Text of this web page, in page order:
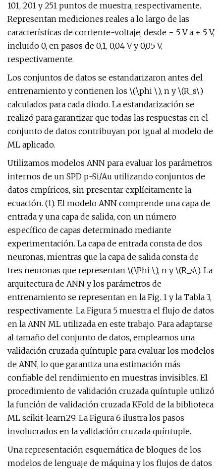
101, 201 y 251 puntos de muestra, respectivamente.
Representan mediciones reales a lo largo de las
características de corriente-voltaje, desde − 5 V a + 5 V,
incluido 0, en pasos de 0,1, 0,04 V y 0,05 V,
respectivamente.
Los conjuntos de datos se estandarizaron antes del
entrenamiento y contienen los \(\phi \), n y \(R_s\)
calculados para cada diodo. La estandarización se
realizó para garantizar que todas las respuestas en el
conjunto de datos contribuyan por igual al modelo de
ML aplicado.
Utilizamos modelos ANN para evaluar los parámetros
internos de un SPD p-Si/Au utilizando conjuntos de
datos empíricos, sin presentar explícitamente la
ecuación. (1). El modelo ANN comprende una capa de
entrada y una capa de salida, con un número
específico de capas determinado mediante
experimentación. La capa de entrada consta de dos
neuronas, mientras que la capa de salida consta de
tres neuronas que representan \(\Phi \), n y \(R_s\). La
arquitectura de ANN y los parámetros de
entrenamiento se representan en la Fig. 1 y la Tabla 3,
respectivamente. La Figura 5 muestra el flujo de datos
en la ANN ML utilizada en este trabajo. Para adaptarse
al tamaño del conjunto de datos, empleamos una
validación cruzada quíntuple para evaluar los modelos
de ANN, lo que garantiza una estimación más
confiable del rendimiento en muestras invisibles. El
procedimiento de validación cruzada quíntuple utilizó
la función de validación cruzada KFold de la biblioteca
ML scikit-learn29. La Figura 6 ilustra los pasos
involucrados en la validación cruzada quíntuple.
Una representación esquemática de bloques de los
modelos de lenguaje de máquina y los flujos de datos